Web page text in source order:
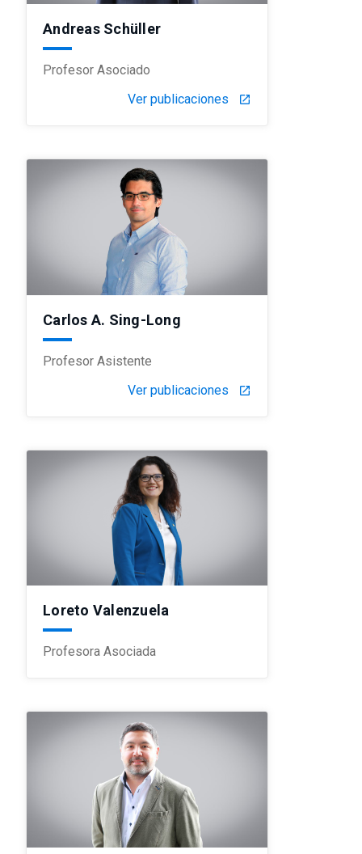
Andreas Schüller
Profesor Asociado
Ver publicaciones
launch
Carlos A. Sing-Long
Profesor Asistente
Ver publicaciones
launch
Loreto Valenzuela
Profesora Asociada